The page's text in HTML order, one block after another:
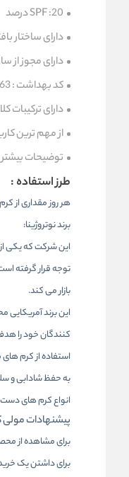
SPF :20 درصد
دارای ساختار
دارای مجوز از
کد بهداشت : 574661199863
دارای ترکیبات
از مهم ترین
توضیحات
طرز استفاده :
هر روز مقداری از
برند نوتروژینا:
این شرکت که یکی
توجه قرار گرفته
بازار می کند.
این برند
کنندگان خود را
استفاده از کرم
به حفظ شادابی و
انواع کرم های دست
پیشنهادات مولی
برای مشاهده از
برای داشتن یک